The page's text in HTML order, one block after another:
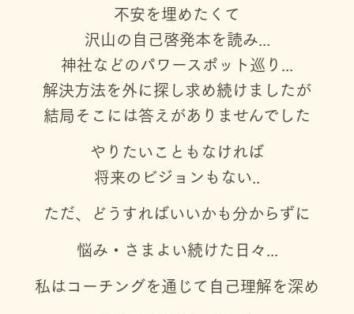
不安を埋めたくて
沢山の自己啓発本を読み...
神社などのパワースポット巡り...
解決方法を外に探し求め続けましたが
結局そこには答えがありませんでした
やりたいこともなければ
将来のビジョンもない..
ただ、どうすればいいかも分からずに
悩み・さまよい続けた日々...
私はコーチングを通じて自己理解を深め